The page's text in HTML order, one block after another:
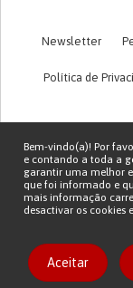
Newsletter
Política de
Copyright ©
Bem-vindo(a)! Por
e contando a toda a
garantir uma melhor
que foi informado e
mais informação
desactivar os cookies
Aceitar